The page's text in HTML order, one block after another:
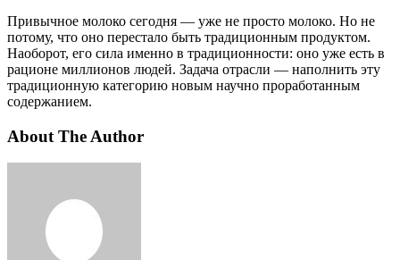
Привычное молоко сегодня — уже не просто молоко. Но не
потому, что оно перестало быть традиционным продуктом.
Наоборот, его сила именно в традиционности: оно уже есть в
рационе миллионов людей. Задача отрасли — наполнить эту
традиционную категорию новым научно проработанным
содержанием.
About The Author